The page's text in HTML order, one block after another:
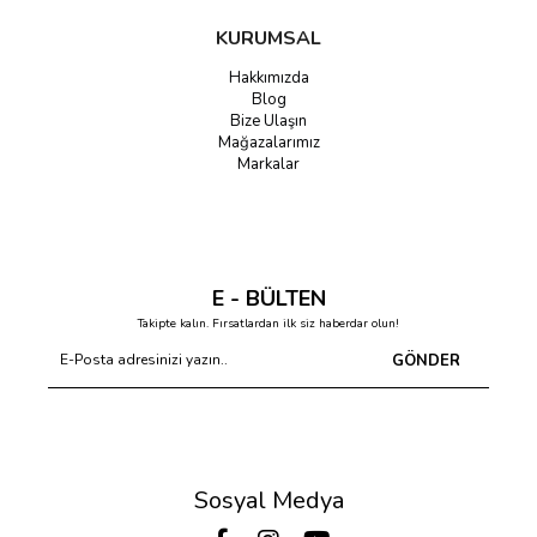
KURUMSAL
Hakkımızda
Blog
Bize Ulaşın
Mağazalarımız
Markalar
E - BÜLTEN
Takipte kalın. Fırsatlardan ilk siz haberdar olun!
GÖNDER
Sosyal Medya